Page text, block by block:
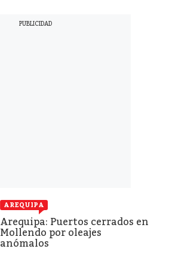
AREQUIPA
Arequipa: Puertos cerrados en
Mollendo por oleajes
anómalos